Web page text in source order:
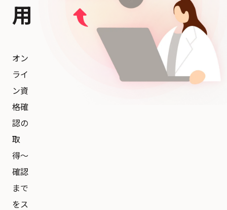
用
オン
ライ
ン資
格確
認の
取
得〜
確認
まで
をス